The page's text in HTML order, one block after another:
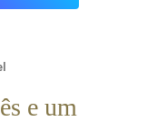
e um